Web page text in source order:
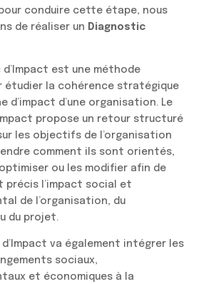
conduire cette étape, nous
de réaliser un Diagnostic
d’Impact est une méthode
étudier la cohérence stratégique
d’impact d’une organisation. Le
propose un retour structuré
les objectifs de l’organisation
comment ils sont orientés,
ou les modifier afin de
précis l’impact social et
de l’organisation, du
du projet.
d’Impact va également intégrer les
sociaux,
et économiques à la